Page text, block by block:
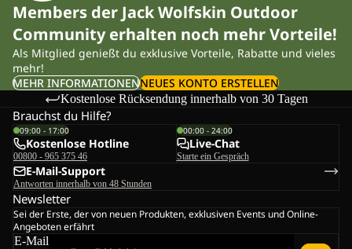
Members der Jack Wolfskin Outdoor
Community erhalten noch mehr Vorteile!
Als Mitglied genießt du exklusive Vorteile, Rabatte und vieles
mehr!
MEHR INFORMATIONENNEUES KONTO ERSTELLEN
Kostenlose Rücksendung innerhalb von 30 Tagen
Brauchst du Hilfe?
09:00 - 17:00
Kostenlose Hotline
00800 - 965 375 46
00:00 - 24:00
Live-Chat
Starte ein Gespräch
E-Mail-Support
Antworten innerhalb von 48 Stunden
Newsletter
Sei der Erste, der von neuen Produkten, exklusiven Events und Online-
Angeboten erfährt
E-Mail